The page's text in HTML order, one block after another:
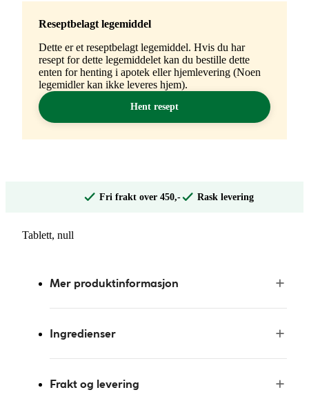
Reseptbelagt legemiddel
Dette er et reseptbelagt legemiddel. Hvis du har
resept for dette legemiddelet kan du bestille dette
enten for henting i apotek eller hjemlevering (Noen
legemidler kan ikke leveres hjem).
Hent resept
Fri frakt over 450,- Rask levering
Tablett, null
Mer produktinformasjon
Ingredienser
Frakt og levering